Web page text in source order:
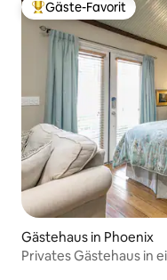
Beliebter Gäste-
Gäste-Favorit
Gästehaus in Phoenix
Privates Gästehaus in